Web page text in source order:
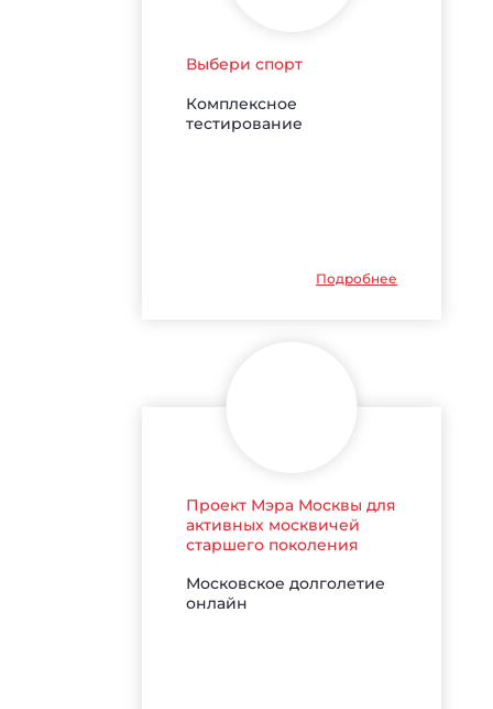
Выбери спорт
Комплексное
тестирование
Подробнее
Проект Мэра Москвы для
активных москвичей
старшего поколения
Московское долголетие
онлайн